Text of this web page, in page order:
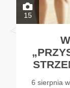
15
6 sierpnia